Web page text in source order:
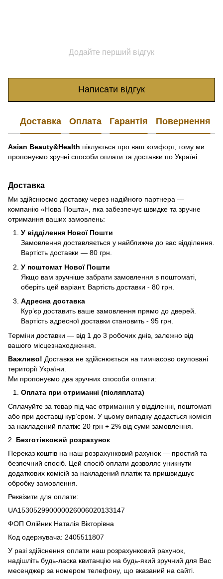
Додайте перший відгук
Написати відгук
Доставка Оплата Гарантія Повернення
Asian Beauty&Health піклується про ваш комфорт, тому ми
пропонуємо зручні способи оплати та доставки по Україні.
Доставка
Ми здійснюємо доставку через надійного партнера —
компанію «Нова Пошта», яка забезпечує швидке та зручне
отримання ваших замовлень:
У відділення Нової Пошти
Замовлення доставляється у найближче до вас відділення.
Вартість доставки — 80 грн.
У поштомат Нової Пошти
Якщо вам зручніше забрати замовлення в поштоматі,
оберіть цей варіант. Вартість доставки - 80 грн.
Адресна доставка
Кур’єр доставить ваше замовлення прямо до дверей.
Вартість адресної доставки становить - 95 грн.
Терміни доставки — від 1 до 3 робочих днів, залежно від
вашого місцезнаходження.
Важливо! Доставка не здійснюється на тимчасово окуповані
території України.
Ми пропонуємо два зручних способи оплати:
Оплата при отриманні (післяплата)
Сплачуйте за товар під час отримання у відділенні, поштоматі
або при доставці кур’єром. У цьому випадку додається комісія
за накладений платіж: 20 грн + 2% від суми замовлення.
2. Безготівковий розрахунок
Переказ коштів на наш розрахунковий рахунок — простий та
безпечний спосіб. Цей спосіб оплати дозволяє уникнути
додаткових комісій за накладений платіж та пришвидшує
обробку замовлення.
Реквізити для оплати:
UA153052990000026006020133147
ФОП Олійник Наталія Вікторівна
Код одержувача: 2405511807
У разі здійснення оплати наш розрахунковий рахунок,
надішліть будь-ласка квитанцію на будь-який зручний для Вас
месенджер за номером телефону, що вказаний на сайті.